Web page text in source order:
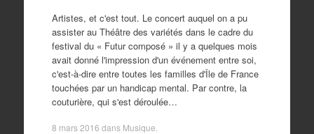
Artistes, et c'est tout. Le concert auquel on a pu
assister au Théâtre des variétés dans le cadre du
festival du « Futur composé » il y a quelques mois
avait donné l'impression d'un événement entre soi,
c'est-à-dire entre toutes les familles d'Île de France
touchées par un handicap mental. Par contre, la
couturière, qui s'est déroulée…
8 mars 2016 dans Musique